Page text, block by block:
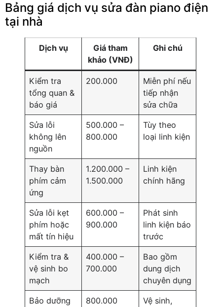
Bảng giá dịch vụ sửa đàn piano điện
tại nhà
Dịch vụ
Giá tham
khảo (VNĐ)
Ghi chú
Kiểm tra
tổng quan &
báo giá
200.000
Miễn phí nếu
tiếp nhận
sửa chữa
Sửa lỗi
không lên
nguồn
500.000 –
800.000
Tùy theo
loại linh kiện
Thay bàn
phím cảm
ứng
1.200.000 –
1.500.000
Linh kiện
chính hãng
Sửa lỗi kẹt
phím hoặc
mất tín hiệu
600.000 –
900.000
Phát sinh
linh kiện báo
trước
Kiểm tra &
vệ sinh bo
mạch
400.000 –
700.000
Bao gồm
dung dịch
chuyên dụng
Bảo dưỡng
800.000
Vệ sinh,